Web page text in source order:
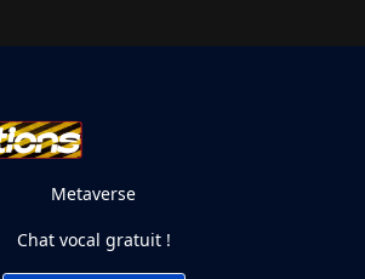
Metaverse
Chat vocal gratuit !